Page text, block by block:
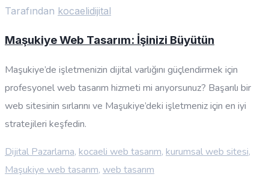
Tarafından kocaelidijital
Maşukiye Web Tasarım: İşinizi Büyütün
Maşukiye’de işletmenizin dijital varlığını güçlendirmek için
profesyonel web tasarım hizmeti mi arıyorsunuz? Başarılı bir
web sitesinin sırlarını ve Maşukiye’deki işletmeniz için en iyi
stratejileri keşfedin.
Dijital Pazarlama, kocaeli web tasarım, kurumsal web sitesi,
Maşukiye web tasarım, web tasarım